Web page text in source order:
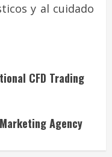
y al cuidado
CFD Trading
Agency